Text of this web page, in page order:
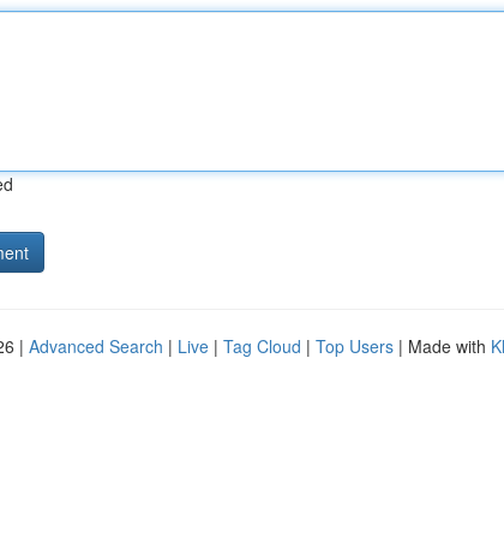
| Advanced Search | Live | Tag Cloud | Top Users | Made with